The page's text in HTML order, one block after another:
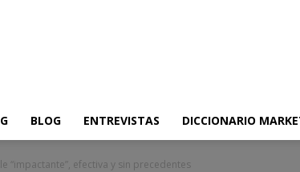
BLOG ENTREVISTAS DICCIONARIO
“impactante”, efectiva y sin precedentes